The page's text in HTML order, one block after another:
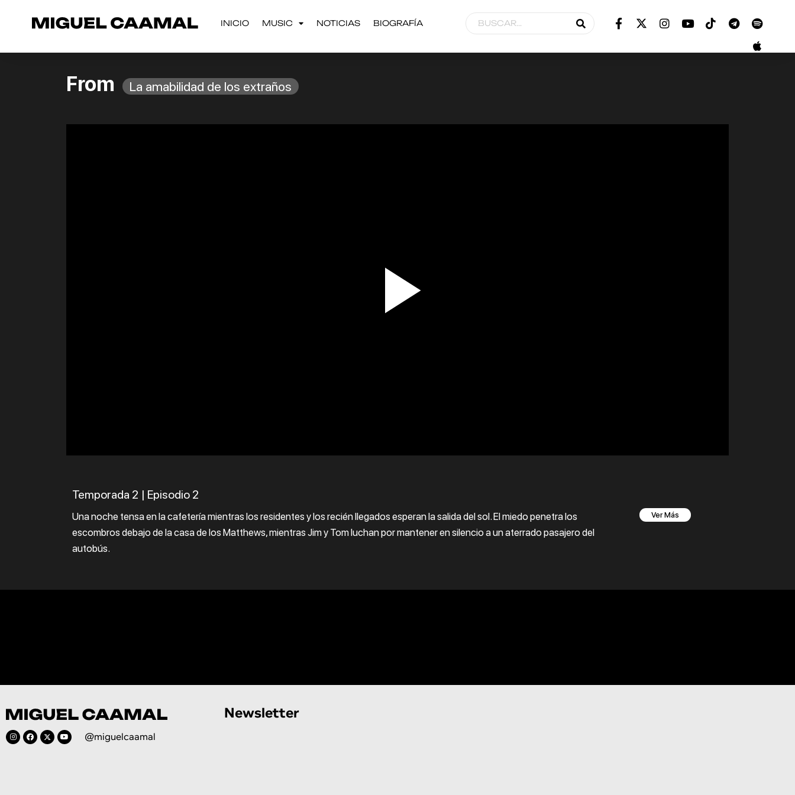
INICIO MUSIC NOTICIAS BIOGRAFÍA
From La amabilidad de los extraños
Temporada 2 | Episodio 2
Una noche tensa en la cafetería mientras los residentes y los recién llegados esperan la salida del sol. El miedo penetra los
escombros debajo de la casa de los Matthews, mientras Jim y Tom luchan por mantener en silencio a un aterrado pasajero del
autobús.
Ver Más
@miguelcaamal
Newsletter